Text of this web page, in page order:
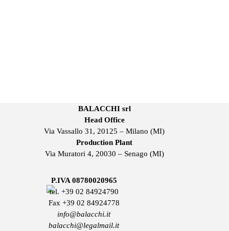
BALACCHI srl
Head Office
Via Vassallo 31, 20125 – Milano (MI)
Production Plant
Via Muratori 4, 20030 – Senago (MI)
P.IVA 08780020965
tel. +39 02 84924790
Fax +39 02 84924778
info@balacchi.it
balacchi@legalmail.it